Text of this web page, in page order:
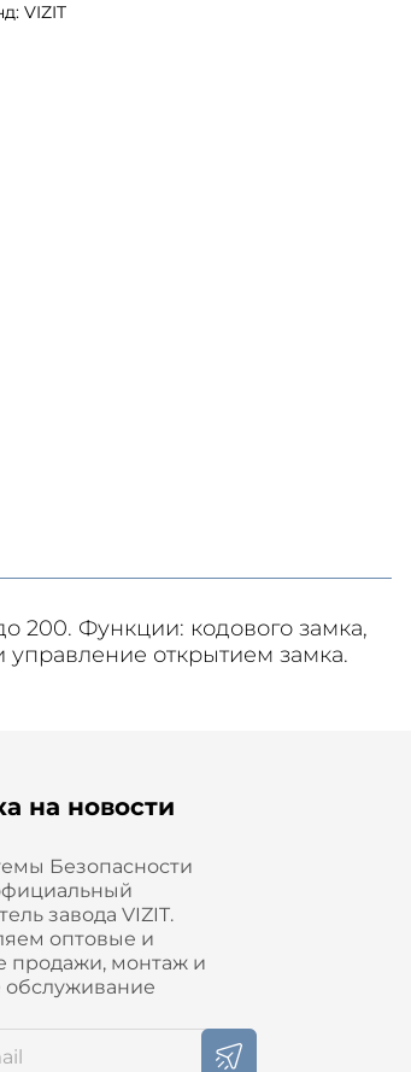
VIZIT
200. Функции: кодового замка,
открытием замка.
на новости
Безопасности
завода VIZIT.
оптовые и
продажи, монтаж и
обслуживание